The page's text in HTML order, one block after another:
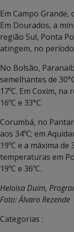
Em Campo Grande,
Em Dourados, a
região Sul, Ponta
atingem, no período
No Bolsão,
semelhantes de
17ºC. Em Coxim,
16ºC e 33°C.
Corumbá, no
aos 34ºC; em
19ºC e a máxima de
temperaturas em
19ºC e 36ºC.
Heloisa Duim,
Foto: Álvaro Rezende
Categorias :